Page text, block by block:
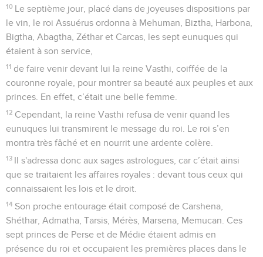
10 Le septième jour, placé dans de joyeuses dispositions par
le vin, le roi Assuérus ordonna à Mehuman, Biztha, Harbona,
Bigtha, Abagtha, Zéthar et Carcas, les sept eunuques qui
étaient à son service,
11 de faire venir devant lui la reine Vasthi, coiffée de la
couronne royale, pour montrer sa beauté aux peuples et aux
princes. En effet, c’était une belle femme.
12 Cependant, la reine Vasthi refusa de venir quand les
eunuques lui transmirent le message du roi. Le roi s’en
montra très fâché et en nourrit une ardente colère.
13 Il s'adressa donc aux sages astrologues, car c’était ainsi
que se traitaient les affaires royales : devant tous ceux qui
connaissaient les lois et le droit.
14 Son proche entourage était composé de Carshena,
Shéthar, Admatha, Tarsis, Mérès, Marsena, Memucan. Ces
sept princes de Perse et de Médie étaient admis en
présence du roi et occupaient les premières places dans le